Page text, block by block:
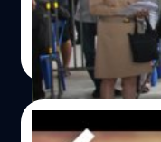
รายงานผลคะแนนเ
สำนักงาน กกต. ตร
รายงานผลคะแนนก
ประชาชนได้ติดตาม
มาตรา 120 วรรคส
รัฐธรรมนูญว่าด้วยก
พนิตา สืบสมุทร | 1263
Read More